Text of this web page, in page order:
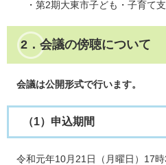
・第2期大東市子ども・子育て
2．会議の傍聴について
会議は公開形式で行います。
（1）申込期間
令和元年10月21日（月曜日）17